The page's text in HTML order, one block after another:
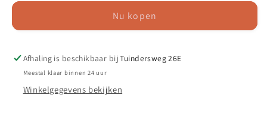
geurkaars
edelstenen
-
Boogschutter
Sterrenbeeld
geurkaars
edelstenen
-
Boogschutter
Nu kopen
Afhaling is beschikbaar bijTuindersweg 26E
Meestal klaar binnen 24 uur
Winkelgegevens bekijken